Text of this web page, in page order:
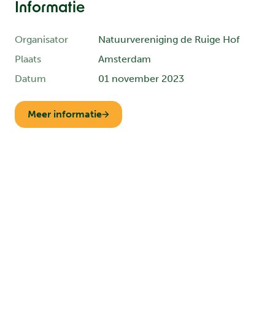
Informatie
Organisator
Natuurvereniging de Ruige Hof
Plaats
Amsterdam
Datum
01 november 2023
Meer informatie